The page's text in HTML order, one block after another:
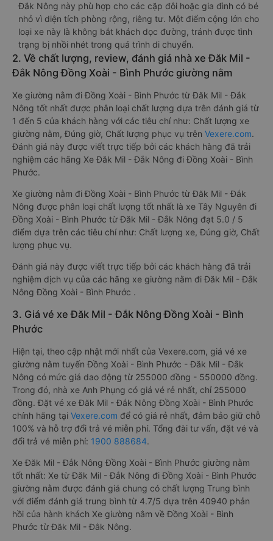
Đắk Nông này phù hợp cho các cặp đôi hoặc gia đình có bé
nhỏ vì diện tích phòng rộng, riêng tư. Một điểm cộng lớn cho
loại xe này là không bắt khách dọc đường, tránh được tình
trạng bị nhồi nhét trong quá trình di chuyển.
2. Về chất lượng, review, đánh giá nhà xe Đăk Mil -
Đắk Nông Đồng Xoài - Bình Phước giường nằm
Xe giường nằm đi Đồng Xoài - Bình Phước từ Đăk Mil - Đắk
Nông tốt nhất được phân loại chất lượng dựa trên đánh giá từ
1 đến 5 của khách hàng với các tiêu chí như: Chất lượng xe
giường nằm, Đúng giờ, Chất lượng phục vụ trên Vexere.com.
Đánh giá này được viết trực tiếp bởi các khách hàng đã trải
nghiệm các hãng Xe Đăk Mil - Đắk Nông đi Đồng Xoài - Bình
Phước.
Xe giường nằm đi Đồng Xoài - Bình Phước từ Đăk Mil - Đắk
Nông được phân loại chất lượng tốt nhất là xe Tây Nguyên đi
Đồng Xoài - Bình Phước từ Đăk Mil - Đắk Nông đạt 5.0 / 5
điểm dựa trên các tiêu chí như: Chất lượng xe, Đúng giờ, Chất
lượng phục vụ.
Đánh giá này được viết trực tiếp bởi các khách hàng đã trải
nghiệm dịch vụ của các hãng xe giường nằm đi Đăk Mil - Đắk
Nông Đồng Xoài - Bình Phước .
3. Giá vé xe Đăk Mil - Đắk Nông Đồng Xoài - Bình
Phước
Hiện tại, theo cập nhật mới nhất của Vexere.com, giá vé xe
giường nằm tuyến Đồng Xoài - Bình Phước - Đăk Mil - Đắk
Nông có mức giá dao động từ 255000 đồng - 550000 đồng.
Trong đó, nhà xe Anh Phụng có giá vé rẻ nhất, chỉ 255000
đồng. Đặt vé xe Đăk Mil - Đắk Nông Đồng Xoài - Bình Phước
chính hãng tại Vexere.com để có giá rẻ nhất, đảm bảo giữ chỗ
100% và hỗ trợ đổi trả vé miễn phí. Tổng đài tư vấn, đặt vé và
đổi trả vé miễn phí: 1900 888684.
Xe Đăk Mil - Đắk Nông Đồng Xoài - Bình Phước giường nằm
tốt nhất: Xe từ Đăk Mil - Đắk Nông đi Đồng Xoài - Bình Phước
giường nằm được đánh giá chung có chất lượng Trung bình
với điểm đánh giá trung bình từ 4.7/5 dựa trên 40940 phản
hồi của hành khách Xe giường nằm về Đồng Xoài - Bình
Phước từ Đăk Mil - Đắk Nông.